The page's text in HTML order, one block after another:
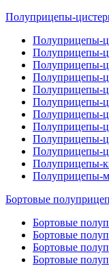
Полуприцепы-
Полуприцепы-
Полуприцепы-
Полуприцепы-
Полуприцепы-
Полуприцепы-
Полуприцепы-
Полуприцепы-
Полуприцепы-
Полуприцепы-
Полуприцепы-
Полуприцепы-
Полуприцепы-
Бортовые
Бортовые
Бортовые
Бортовые
Бортовые